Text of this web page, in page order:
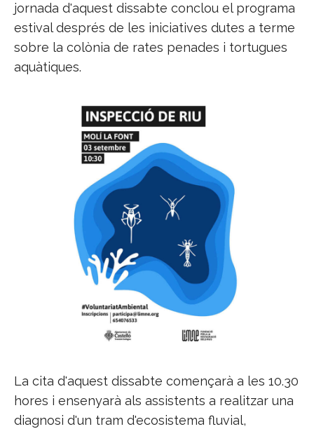
jornada d'aquest dissabte conclou el programa
estival després de les iniciatives dutes a terme
sobre la colònia de rates penades i tortugues
aquàtiques.
La cita d'aquest dissabte començarà a les 10.30
hores i ensenyarà als assistents a realitzar una
diagnosi d'un tram d'ecosistema fluvial,